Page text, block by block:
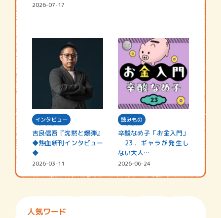
2026-07-17
インタビュー
吉良信吾『沈黙と爆弾』
◆熱血新刊インタビュー
◆
2026-03-11
読みもの
辛酸なめ子「お金入門」
23．ギャラが発生し
ない大人…
2026-06-24
人気ワード